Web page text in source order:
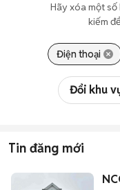
Hãy xóa một
kiếm
Điện thoại
Đổi khu
Tin đăng mới